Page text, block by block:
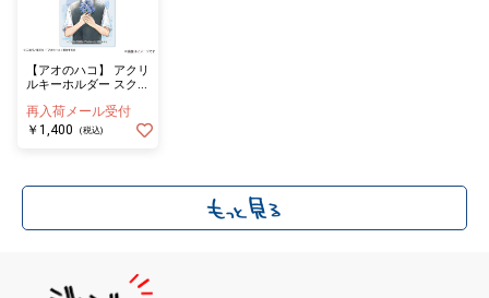
【アオのハコ】 アクリ
ルキーホルダー スクエ
再入荷メール受付
￥1,400
(税込)